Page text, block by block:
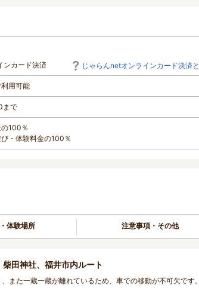
ンカード決済
じゃらんnetオンラインカード決済
用可能
まで
100％
・体験料金の100％
体験場所 注意事項・その他
田神社、福井市内ルート
また一蔵一蔵が離れているため、車での移動が不可欠です